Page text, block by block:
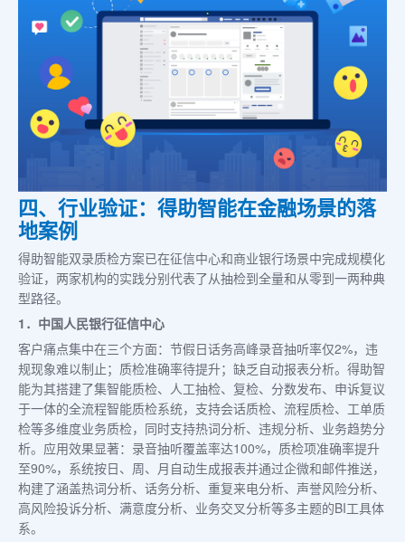
四、行业验证：得助智能在金融场景的落
地案例
得助智能双录质检方案已在征信中心和商业银行场景中完成规模化
验证，两家机构的实践分别代表了从抽检到全量和从零到一两种典
型路径。
1．中国人民银行征信中心
客户痛点集中在三个方面：节假日话务高峰录音抽听率仅2%，违
规现象难以制止；质检准确率待提升；缺乏自动报表分析。得助智
能为其搭建了集智能质检、人工抽检、复检、分数发布、申诉复议
于一体的全流程智能质检系统，支持会话质检、流程质检、工单质
检等多维度业务质检，同时支持热词分析、违规分析、业务趋势分
析。应用效果显著：录音抽听覆盖率达100%，质检项准确率提升
至90%，系统按日、周、月自动生成报表并通过企微和邮件推送，
构建了涵盖热词分析、话务分析、重复来电分析、声誉风险分析、
高风险投诉分析、满意度分析、业务交叉分析等多主题的BI工具体
系。